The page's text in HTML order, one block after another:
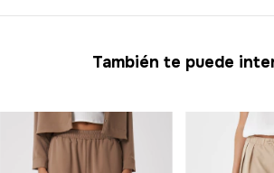
También te puede